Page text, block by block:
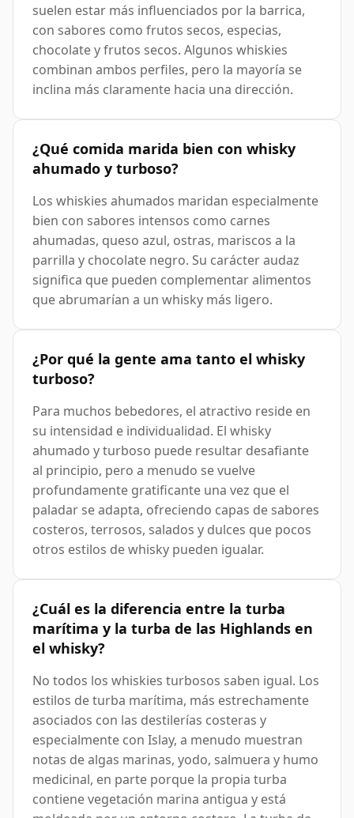
suelen estar más influenciados por la barrica,
con sabores como frutos secos, especias,
chocolate y frutos secos. Algunos whiskies
combinan ambos perfiles, pero la mayoría se
inclina más claramente hacia una dirección.
¿Qué comida marida bien con whisky
ahumado y turboso?
Los whiskies ahumados maridan especialmente
bien con sabores intensos como carnes
ahumadas, queso azul, ostras, mariscos a la
parrilla y chocolate negro. Su carácter audaz
significa que pueden complementar alimentos
que abrumarían a un whisky más ligero.
¿Por qué la gente ama tanto el whisky
turboso?
Para muchos bebedores, el atractivo reside en
su intensidad e individualidad. El whisky
ahumado y turboso puede resultar desafiante
al principio, pero a menudo se vuelve
profundamente gratificante una vez que el
paladar se adapta, ofreciendo capas de sabores
costeros, terrosos, salados y dulces que pocos
otros estilos de whisky pueden igualar.
¿Cuál es la diferencia entre la turba
marítima y la turba de las Highlands en
el whisky?
No todos los whiskies turbosos saben igual. Los
estilos de turba marítima, más estrechamente
asociados con las destilerías costeras y
especialmente con Islay, a menudo muestran
notas de algas marinas, yodo, salmuera y humo
medicinal, en parte porque la propia turba
contiene vegetación marina antigua y está